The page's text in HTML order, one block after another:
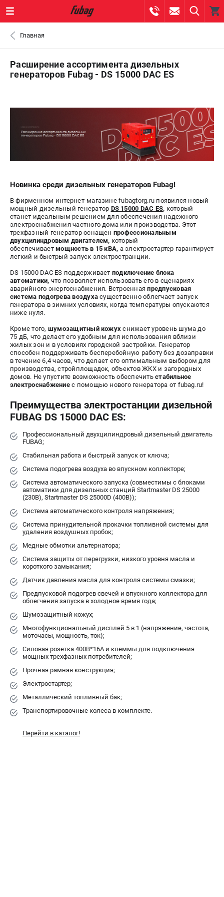
СЕРВИС
МАГАЗИНЫ
ИЗБРАННОЕ ( 0 )
СРАВНЕНИЕ ( 0 )
АКЦИИ
КАТАЛОГ
ВХОД ИЛИ РЕГИСТРАЦИЯ
ЗАКАЗАТЬ ЗАПЧАСТЬ
+7 (8112) 59-10-67 - ЗАКАЗ ЗАПЧАСТЕЙ
0 ₽
ПОДДЕРЖКА
Сервисный центр
Как нас найти
ИНФОРМАЦИЯ
Юридическая информация
О бренде
Пользовательское соглашение
Способы оплаты
ЭЛЕКТРОСТАНЦИИ
Генераторы бензиновые
Генераторы дизельные
Генераторы инверторные
Генераторы сварочные
ПОЛЕЗНЫЕ СТАТЬИ
Как выбрать краскопульт?
Как выбрать мотопомпу?
Как выбрать бензопилу?
Как выбрать компрессор?
Как правильно выбрать генератор?
Как выбрать сварочный аппарат?
СВАРОЧНЫЕ АППАРАТЫ
Аппараты контактной сварки
Сварочные полуавтоматы MIG/MAG
Сварочные аппараты TIG
Сварочные материалы
Главная
Расширение ассортимента дизельных
генераторов Fubag - DS 15000 DAC ES
Новинка среди дизельных генераторов Fubag!
В фирменном интернет-магазине fubagtorg.ru появился новый
мощный дизельный генератор DS 15000 DAC ES, который
станет идеальным решением для обеспечения надежного
электроснабжения частного дома или производства. Этот
трехфазный генератор оснащен профессиональным
двухцилиндровым двигателем, который
обеспечиваетмощность в 15 кВА, а электростартер гарантирует
легкий и быстрый запуск электространции.
DS 15000 DAC ES поддерживает подключение блока
автоматики, что позволяет использовать его в сценариях
аварийного энергоснабжения. Встроеннаяпредпусковая
система подогрева воздуха существенно облегчает запуск
генератора в зимних условиях, когда температуры опускаются
ниже нуля.
Кроме того, шумозащитный кожухснижает уровень шума до
75 дБ, что делает его удобным для использования вблизи
жилых зон и в условиях городской застройки. Генератор
способен поддерживать бесперебойную работу без дозаправки
в течение 6,4 часов, что делает его оптимальным выбором для
производства, стройплощадок, объектов ЖКХ и загородных
домов. Не упустите возможность обеспечитьстабильное
электроснабжениес помощью нового генератора от fubag.ru!
Преимущества электростанции дизельной
FUBAG DS 15000 DAC ES:
Профессиональный двухцилиндровый дизельный двигатель
FUBAG;
Стабильная работа и быстрый запуск от ключа;
Система подогрева воздуха во впускном коллекторе;
Система автоматического запуска (совместимы с блоками
автоматики для дизельных станций Startmaster DS 25000
(230В), Startmaster DS 25000D (400В));
Система автоматического контроля напряжения;
Система принудительной прокачки топливной системы для
удаления воздушных пробок;
Медные обмотки альтернатора;
Система защиты от перегрузки, низкого уровня масла и
короткого замыкания;
Датчик давления масла для контроля системы смазки;
Предпусковой подогрев свечей и впускного коллектора для
облегчения запуска в холодное время года;
Шумозащитный кожух;
Многофункциональный дисплей 5 в 1 (напряжение, частота,
моточасы, мощность, ток);
Силовая розетка 400В*16А и клеммы для подключения
мощных трехфазных потребителей;
Прочная рамная конструкция;
Электростартер;
Металлический топливный бак;
Транспортировочные колеса в комплекте.
Перейти в каталог!